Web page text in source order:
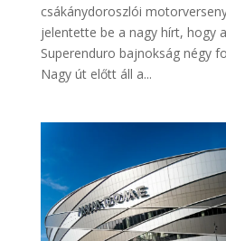
csákánydoroszlói
jelentette be a nagy hírt, hogy
Superenduro bajnokság négy
Nagy út előtt áll a...